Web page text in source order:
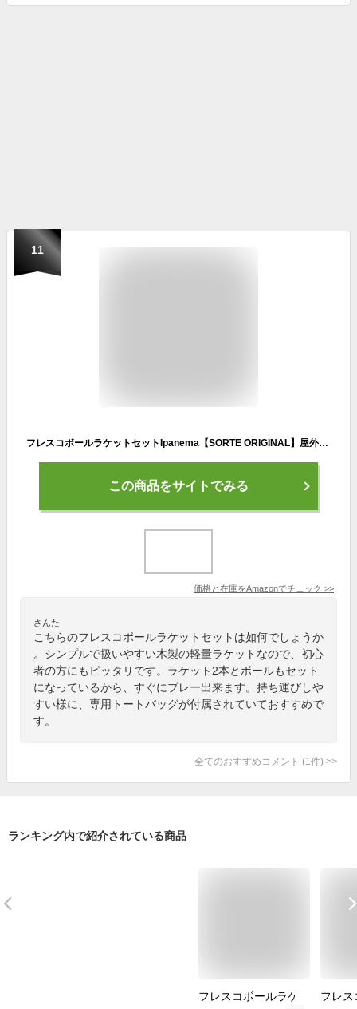
11
フレスコボールラケットセットIpanema【SORTE ORIGINAL】屋外・屋内ボール2個セット＆専用トートバッグ付き
この商品をサイトでみる
価格と在庫をAmazonでチェック >>
さんた
こちらのフレスコボールラケットセットは如何でしょうか
。シンプルで扱いやすい木製の軽量ラケットなので、初心
者の方にもピッタリです。ラケット2本とボールもセット
になっているから、すぐにプレー出来ます。持ち運びしや
すい様に、専用トートバッグが付属されていておすすめで
す。
全てのおすすめコメント (1 件) >
ランキング内で紹介されている商品
フレスコボールラケ
フレス